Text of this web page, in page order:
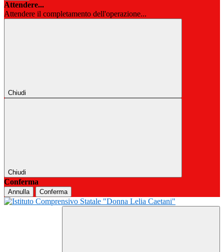
Attendere...
Attendere il completamento dell'operazione...
Chiudi
Chiudi
Conferma
Annulla Conferma